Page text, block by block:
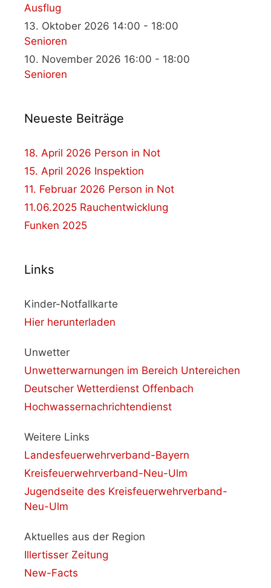
Ausflug
13. Oktober 2026 14:00 - 18:00
Senioren
10. November 2026 16:00 - 18:00
Senioren
Neueste Beiträge
18. April 2026 Person in Not
15. April 2026 Inspektion
11. Februar 2026 Person in Not
11.06.2025 Rauchentwicklung
Funken 2025
Links
Kinder-Notfallkarte
Hier herunterladen
Unwetter
Unwetterwarnungen im Bereich Untereichen
Deutscher Wetterdienst Offenbach
Hochwassernachrichtendienst
Weitere Links
Landesfeuerwehrverband-Bayern
Kreisfeuerwehrverband-Neu-Ulm
Jugendseite des Kreisfeuerwehrverband-
Neu-Ulm
Aktuelles aus der Region
Illertisser Zeitung
New-Facts